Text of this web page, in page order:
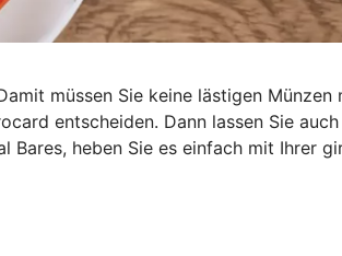
müssen Sie keine lästigen
entscheiden. Dann lassen Sie
Bares, heben Sie es einfach mit Ihrer